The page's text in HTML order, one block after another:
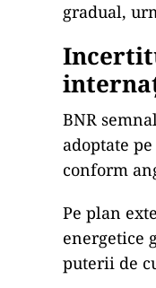
gradual,
BNR
adoptate
conform
Pe plan
energetice
puterii de